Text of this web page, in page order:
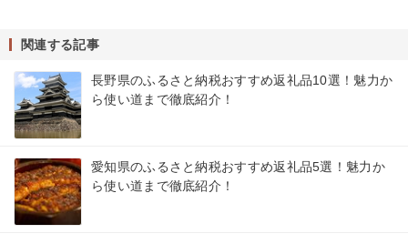
関連する記事
長野県のふるさと納税おすすめ返礼品10選！魅力か
ら使い道まで徹底紹介！
愛知県のふるさと納税おすすめ返礼品5選！魅力か
ら使い道まで徹底紹介！